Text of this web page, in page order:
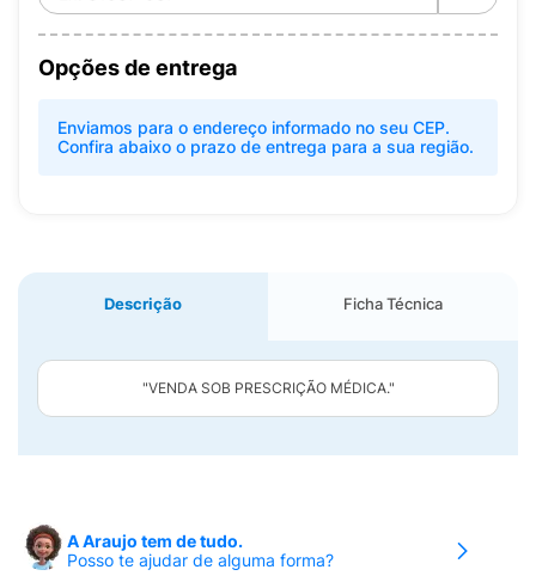
Opções de entrega
Enviamos para o endereço informado no seu CEP.
Confira abaixo o prazo de entrega para a sua região.
Descrição Ficha Técnica
"VENDA SOB PRESCRIÇÃO MÉDICA."
A Araujo tem de tudo.
Posso te ajudar de alguma forma?